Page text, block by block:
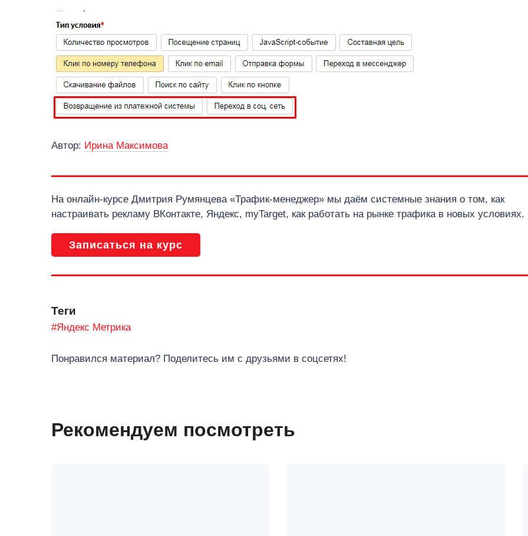
Автор: Ирина Максимова
На онлайн-курсе Дмитрия Румянцева «Трафик-менеджер» мы даём системные знания о том, как
настраивать рекламу ВКонтакте, Яндекс, myTarget, как работать на рынке трафика в новых условиях.
Записаться на курс
Теги
#Яндекс Метрика
Понравился материал? Поделитесь им с друзьями в соцсетях!
Рекомендуем посмотреть